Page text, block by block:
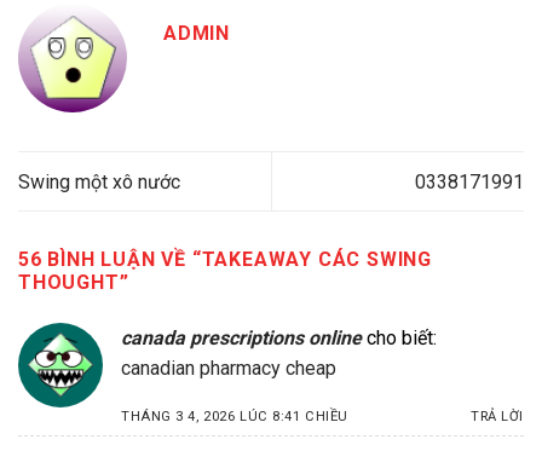
ADMIN
Swing một xô nước 0338171991
56 BÌNH LUẬN VỀ “TAKEAWAY CÁC SWING
THOUGHT”
canada prescriptions online cho biết:
canadian pharmacy cheap
THÁNG 3 4, 2026 LÚC 8:41 CHIỀU TRẢ LỜI